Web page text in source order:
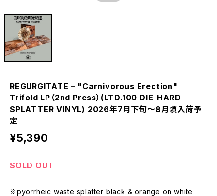
REGURGITATE – "Carnivorous Erection"
Trifold LP（2nd Press）(LTD.100 DIE-HARD
SPLATTER VINYL) 2026年7月下旬～8月頃入荷予
定
¥5,390
SOLD OUT
※pyorrheic waste splatter black & orange on white